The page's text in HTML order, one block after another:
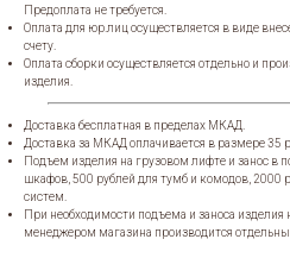
Предоплата не требуется.
Оплата для юр.лиц осуществляется в виде
счету.
Оплата сборки осуществляется отдельно и
изделия.
Доставка бесплатная в пределах МКАД.
Доставка за МКАД оплачивается в размере 35
Подъем изделия на грузовом лифте и занос в
шкафов, 500 рублей для тумб и комодов, 2000
систем.
При необходимости подъема и заноса
менеджером магазина производится